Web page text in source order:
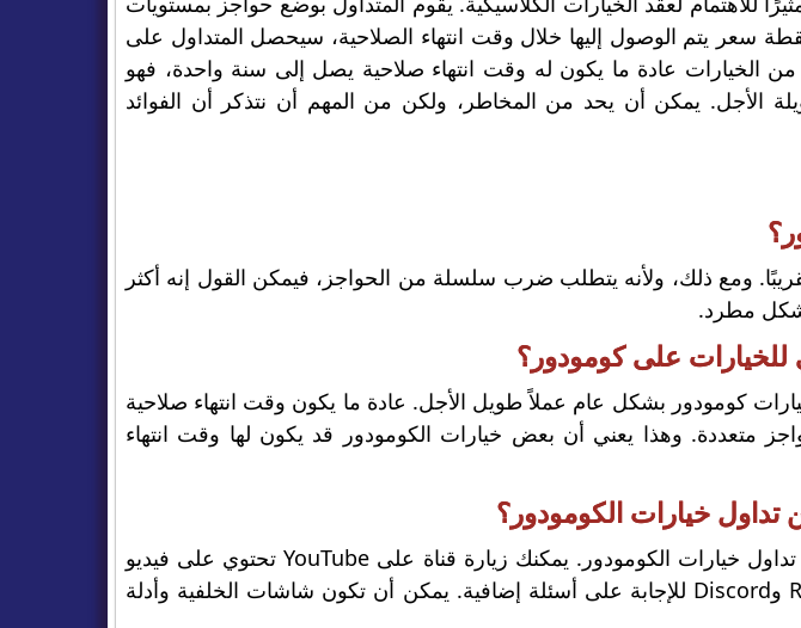
سعر يتم الوصول إليها خلال وقت انتهاء الصلاحية، سيحصل المتداول على
من الخيارات عادة ما يكون له وقت انتهاء صلاحية يصل إلى سنة واحدة، فهو
الأجل. يمكن أن يحد من المخاطر، ولكن من المهم أن نتذكر أن الفوائد
ومع ذلك، ولأنه يتطلب ضرب سلسلة من الحواجز، فيمكن القول إنه أكثر
بشكل مطرد.
للخيارات على كومودور؟
كومودور بشكل عام عملاً طويل الأجل. عادة ما يكون وقت انتهاء صلاحية
متعددة. وهذا يعني أن بعض خيارات الكومودور قد يكون لها وقت انتهاء
خيارات الكومودور؟
هناك موارد عبر الإنترنت لمعرفة المزيد حول تداول خيارات الكومودور. يمكنك زيارة قناة على YouTube تحتوي على فيديو
حول العقود أو الانتقال إلى مواقع مثل Reddit وDiscord للإجابة على أسئلة إضافية. يمكن أن تكون شاشات الخلفية وأدلة